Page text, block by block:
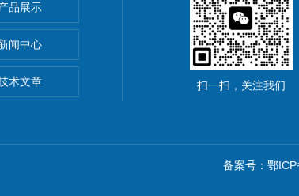
混合信号示波器
品展示
闻中心
术文章 扫一扫，关注我们
备案号：鄂